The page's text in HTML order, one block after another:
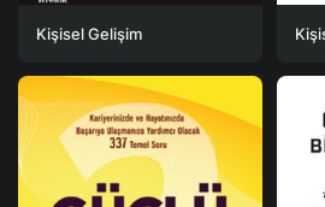
Kişisel Gelişim